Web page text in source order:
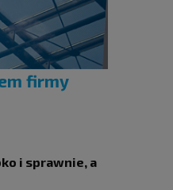
firmy
i sprawnie, a